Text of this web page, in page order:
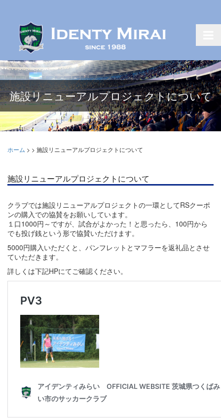
施設リニューアルプロジェクトについて
ホーム > > 施設リニューアルプロジェクトについて
施設リニューアルプロジェクトについて
クラブでは施設リニューアルプロジェクトの一環としてRSクーポ
ンの購入での協賛をお願いしています。
１口1000円～ですが、試合がよかった！と思ったら、100円から
でも投げ銭という形で協賛いただけます。
5000円購入いただくと、パンフレットとマフラーを返礼品とさせ
ていただきます。
詳しくは下記HPにてご確認ください。